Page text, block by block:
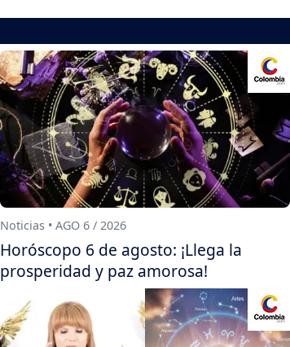
Noticias • AGO 6 / 2026
Horóscopo 6 de agosto: ¡Llega la
prosperidad y paz amorosa!